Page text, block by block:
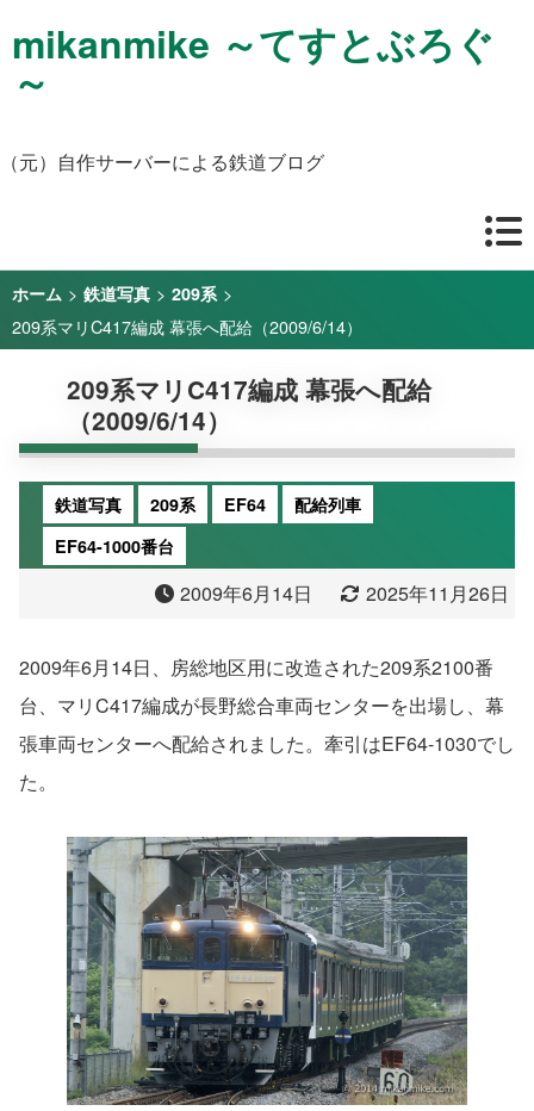
mikanmike ～てすとぶろぐ
～
（元）自作サーバーによる鉄道ブログ
ホーム > 鉄道写真 > 209系 >
209系マリC417編成 幕張へ配給（2009/6/14）
209系マリC417編成 幕張へ配給
（2009/6/14）
鉄道写真 209系 EF64
配給列車
EF64-1000番台
2009年6月14日 2025年11月26日
2009年6月14日、房総地区用に改造された209系2100番
台、マリC417編成が長野総合車両センターを出場し、幕
張車両センターへ配給されました。牽引はEF64-1030でし
た。